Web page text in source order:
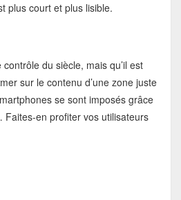
plus court et plus lisible.
du siècle, mais qu’il est
sur le contenu d’une zone juste
se sont imposés grâce
en profiter vos utilisateurs